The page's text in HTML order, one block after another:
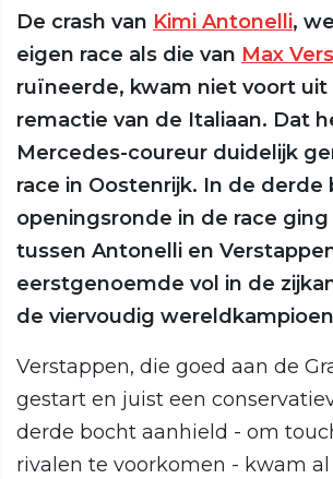
De crash van Kimi Antonelli,
eigen race als die van Max
ruïneerde, kwam niet voort
remactie van de Italiaan. Dat
Mercedes-coureur duidelijk
race in Oostenrijk. In de derde
openingsronde in de race
tussen Antonelli en
eerstgenoemde vol in de
de viervoudig
Verstappen, die goed aan de
gestart en juist een
derde bocht aanhield - om
rivalen te voorkomen - kwam